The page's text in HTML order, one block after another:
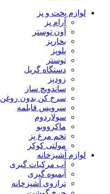
لوازم پخت و پز
آرام پز
آون توستر
بخارپز
پلوپز
توستر
دستگاه گریل
زودپز
ساندویچ ساز
سرخ کن بدون روغن
سرویس قابلمه
سولاردوم
ماکروویو
تخم مرغ پز
مولتی کوکر
لوازم آشپزخانه
آب مرکبات گیری
آبمیوه گیری
ترازوی آشپزخانه